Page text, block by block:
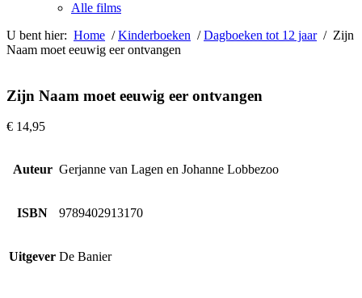
Alle films
U bent hier: Home /Kinderboeken /Dagboeken tot 12 jaar/ Zijn
Naam moet eeuwig eer ontvangen
Zijn Naam moet eeuwig eer ontvangen
€ 14,95
Auteur Gerjanne van Lagen en Johanne Lobbezoo
ISBN 9789402913170
Uitgever De Banier